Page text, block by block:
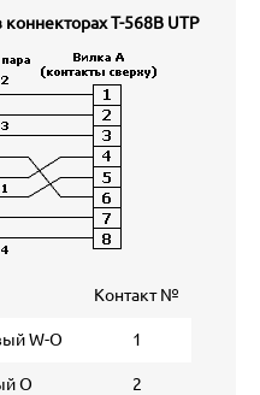
T-568B UTP
Контакт №
W-O 1
O 2